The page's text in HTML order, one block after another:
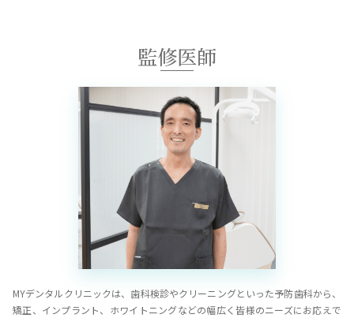
監修医師
MYデンタルクリニックは、歯科検診やクリーニングといった予防歯科から、
矯正、インプラント、ホワイトニングなどの幅広く皆様のニーズにお応えで